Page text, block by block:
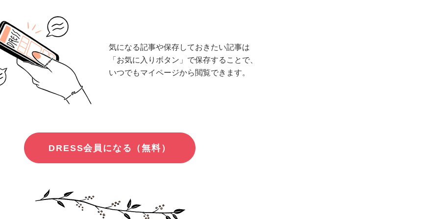
気になる記事や保存しておきたい記事は
「お気に入りボタン」で保存することで、
いつでもマイページから閲覧できます。
DRESS会員になる（無料）